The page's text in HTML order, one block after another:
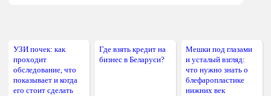
УЗИ почек: как
проходит
обследование, что
показывает и когда
его стоит сделать
Где взять кредит на
бизнес в Беларуси?
Мешки под глазами
и усталый взгляд:
что нужно знать о
блефаропластике
нижних век